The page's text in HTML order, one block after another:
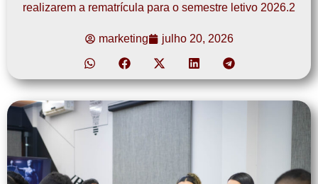
realizarem a rematrícula para o semestre letivo 2026.2
marketing julho 20, 2026